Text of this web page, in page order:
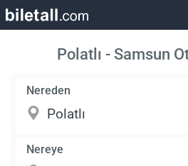
Polatlı - Samsun
Nereden
Nereye